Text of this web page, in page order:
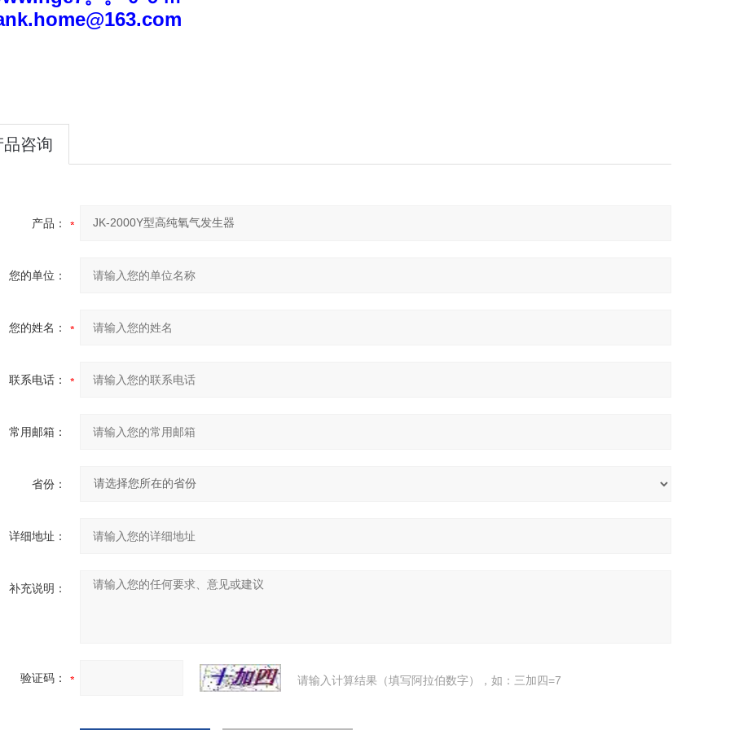
.com
品咨询
产品：
您的单位：
您的姓名：
联系电话：
常用邮箱：
省份：
详细地址：
补充说明：
验证码： 请输入计算结果（填写阿拉伯数字），如：三加四=7